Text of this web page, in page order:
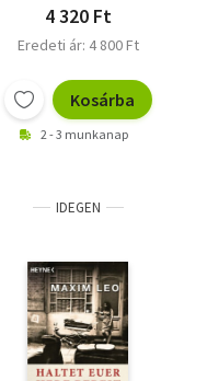
4 320 Ft
Eredeti ár: 4 800 Ft
Kosárba
2 - 3 munkanap
IDEGEN